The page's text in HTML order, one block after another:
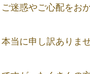
ご迷惑やご心配をお
本当に申し訳ありま